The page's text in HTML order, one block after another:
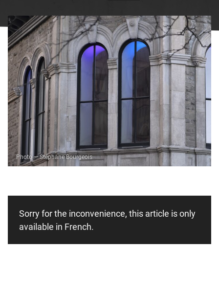
Photo — Stéphane Bourgeois
Sorry for the inconvenience, this article is only
available in French.
Facebook
undefined
linkedin
undefined
twitter
undefined
Courriel